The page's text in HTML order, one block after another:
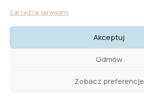
Zarządzaj serwisami
Akceptuj
Odmów
Zobacz preferencje
Prywatności I Cookies
Created by